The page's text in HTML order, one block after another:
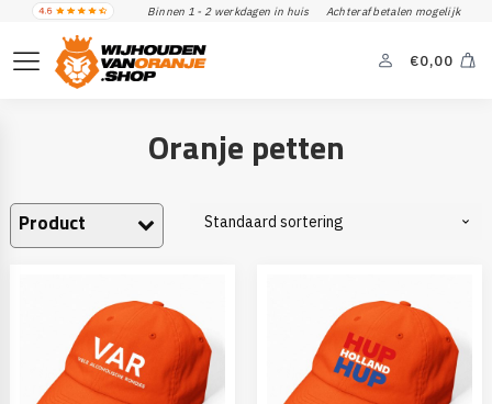
Binnen 1 - 2 werkdagen in huis Achteraf betalen mogelijk
€0,00
Oranje petten
Product